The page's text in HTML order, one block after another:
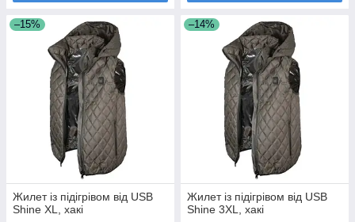
–15%
Жилет із підігрівом від USB
Shine XL, хакі
–14%
Жилет із підігрівом від USB
Shine 3XL, хакі